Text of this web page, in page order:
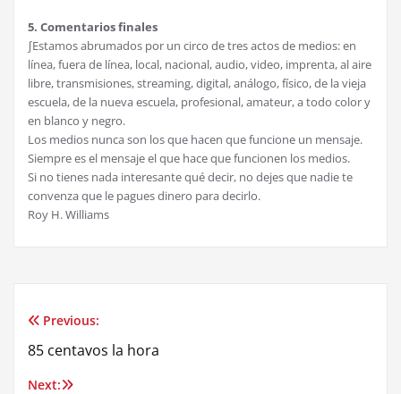
5. Comentarios finales
∫Estamos abrumados por un circo de tres actos de medios: en
línea, fuera de línea, local, nacional, audio, video, imprenta, al aire
libre, transmisiones, streaming, digital, análogo, físico, de la vieja
escuela, de la nueva escuela, profesional, amateur, a todo color y
en blanco y negro.
Los medios nunca son los que hacen que funcione un mensaje.
Siempre es el mensaje el que hace que funcionen los medios.
Si no tienes nada interesante qué decir, no dejes que nadie te
convenza que le pagues dinero para decirlo.
Roy H. Williams
Post
navigation
Previous:
85 centavos la hora
Next: